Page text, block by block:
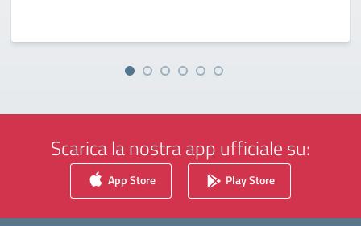
Scarica la nostra app ufficiale su:
App Store Play Store